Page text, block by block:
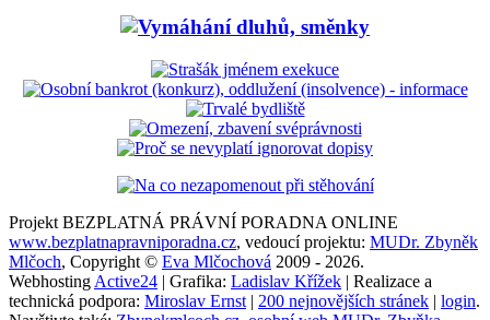
Projekt BEZPLATNÁ PRÁVNÍ PORADNA ONLINE
www.bezplatnapravniporadna.cz, vedoucí projektu: MUDr. Zbyněk
Mlčoch, Copyright © Eva Mlčochová 2009 - 2026.
Webhosting Active24 | Grafika: Ladislav Křížek | Realizace a
technická podpora: Miroslav Ernst | 200 nejnovějších stránek | login.